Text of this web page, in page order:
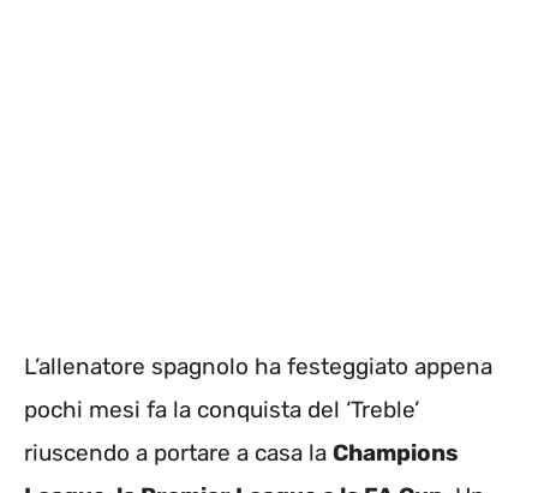
L’allenatore spagnolo ha festeggiato appena
pochi mesi fa la conquista del ‘Treble’
riuscendo a portare a casa la Champions